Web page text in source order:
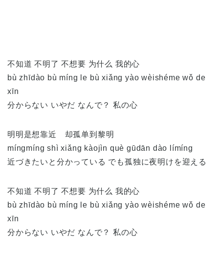
不知道 不明了 不想要 为什么 我的心
bù zhīdào bù míng le bù xiǎng yào wèishéme wǒ de
xīn
分からない いやだ なんで？ 私の心
明明是想靠近 却孤单到黎明
míngmíng shì xiǎng kàojìn què gūdān dào límíng
近づきたいと分かっている でも孤独に夜明けを迎える
不知道 不明了 不想要 为什么 我的心
bù zhīdào bù míng le bù xiǎng yào wèishéme wǒ de
xīn
分からない いやだ なんで？ 私の心